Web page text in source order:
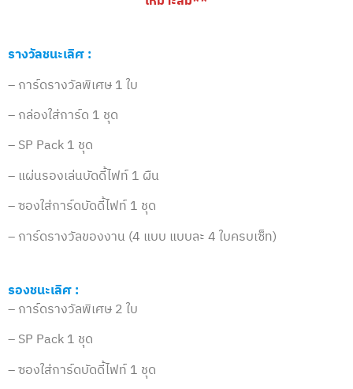
รางวัลชนะเลิศ :
– การ์ดรางวัลพิเศษ 1 ใบ
– กล่องใส่การ์ด 1 ชุด
– SP Pack 1 ชุด
– แผ่นรองเล่นบัดดี้ไฟท์ 1 ผืน
– ซองใส่การ์ดบัดดี้ไฟท์ 1 ชุด
– การ์ดรางวัลของงาน (4 แบบ แบบละ 4 ใบครบเซ็ท)
รองชนะเลิศ :
– การ์ดรางวัลพิเศษ 2 ใบ
– SP Pack 1 ชุด
– ซองใส่การ์ดบัดดี้ไฟท์ 1 ชุด